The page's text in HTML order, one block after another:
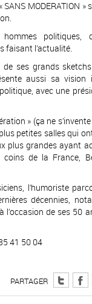
MODERATION »
politiques,
faisant l’actualité.
de ses grands
aussi sa vision
avec une
» (ça ne
petites salles qui
plus grandes ayant
de la France,
l’humoriste
décennies,
l’occasion de ses 50
41 50 04
PARTAGER